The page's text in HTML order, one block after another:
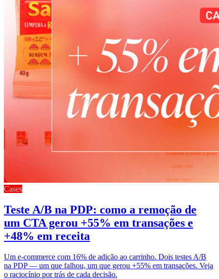
Cases
Teste A/B na PDP: como a remoção de
um CTA gerou +55% em transações e
+48% em receita
Um e-commerce com 16% de adição ao carrinho. Dois testes A/B
na PDP — um que falhou, um que gerou +55% em transações. Veja
o raciocínio por trás de cada decisão.